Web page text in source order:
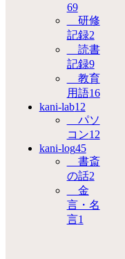
69
研修
記録2
読書
記録9
教育
用語16
kani-lab12
パソ
コン12
kani-log45
書斎
の話2
金
言・名
言1